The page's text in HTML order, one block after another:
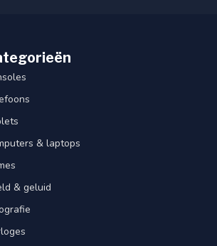
& laptops
& geluid